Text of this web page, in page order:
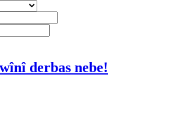
derbas nebe!